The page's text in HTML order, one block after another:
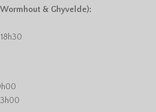
(Wormhout & Ghyvelde):